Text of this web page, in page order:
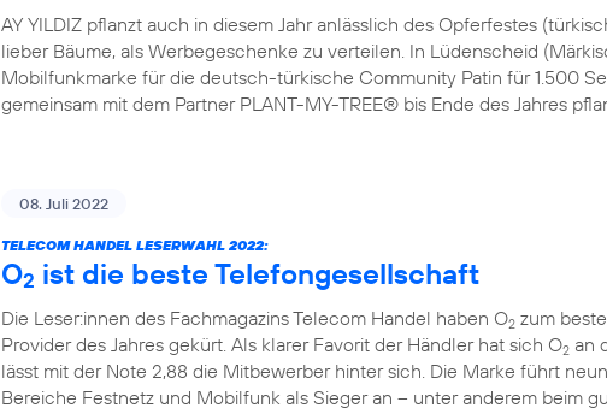
AY YILDIZ pflanzt auch in diesem Jahr anlässlich des Opferfestes
lieber Bäume, als Werbegeschenke zu verteilen. In Lüdenscheid
Mobilfunkmarke für die deutsch-türkische Community Patin für 1.500
gemeinsam mit dem Partner PLANT-MY-TREE® bis Ende des Jahres
08. Juli 2022
TELECOM HANDEL LESERWAHL 2022:
O2 ist die beste Telefongesellschaft
Die Leser:innen des Fachmagazins Telecom Handel haben O2 zum
Provider des Jahres gekürt. Als klarer Favorit der Händler hat sich O2 an
lässt mit der Note 2,88 die Mitbewerber hinter sich. Die Marke führt
Bereiche Festnetz und Mobilfunk als Sieger an – unter anderem beim